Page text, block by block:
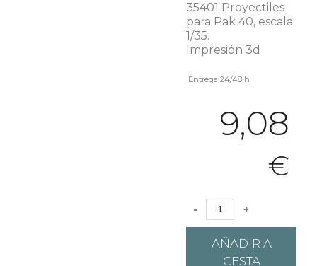
35401 Proyectiles
para Pak 40, escala
1/35.
Impresión 3d
Entrega 24/48 h
9,08
€
- +
AÑADIR A
CESTA